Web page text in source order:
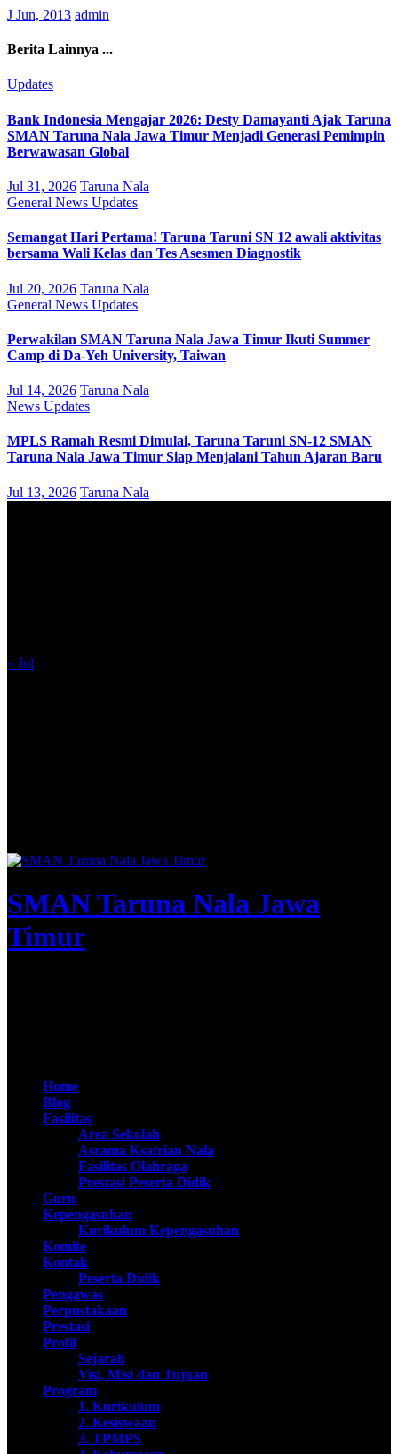
J Jun, 2013 admin
Berita Lainnya ...
Updates
Bank Indonesia Mengajar 2026: Desty Damayanti Ajak Taruna
SMAN Taruna Nala Jawa Timur Menjadi Generasi Pemimpin
Berwawasan Global
Jul 31, 2026 Taruna Nala
General News Updates
Semangat Hari Pertama! Taruna Taruni SN 12 awali aktivitas
bersama Wali Kelas dan Tes Asesmen Diagnostik
Jul 20, 2026 Taruna Nala
General News Updates
Perwakilan SMAN Taruna Nala Jawa Timur Ikuti Summer
Camp di Da-Yeh University, Taiwan
Jul 14, 2026 Taruna Nala
News Updates
MPLS Ramah Resmi Dimulai, Taruna Taruni SN-12 SMAN
Taruna Nala Jawa Timur Siap Menjalani Tahun Ajaran Baru
Jul 13, 2026 Taruna Nala
« Jul
SMAN Taruna Nala Jawa
Timur
Home
Blog
Fasilitas
Area Sekolah
Asrama Ksatrian Nala
Fasilitas Olahraga
Prestasi Peserta Didik
Guru
Kepengasuhan
Kurikulum Kepengasuhan
Komite
Kontak
Peserta Didik
Pengawas
Perpustakaan
Prestasi
Profil
Sejarah
Visi, Misi dan Tujuan
Program
1. Kurikulum
2. Kesiswaan
3. TPMPS